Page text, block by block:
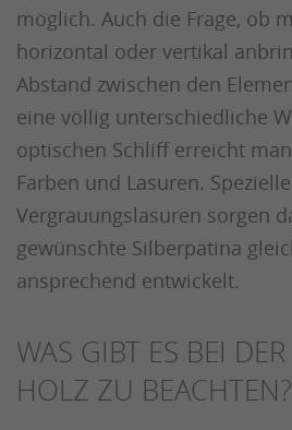
möglich. Auch die Frage, ob
horizontal oder vertikal
Abstand zwischen den
eine völlig unterschiedliche
optischen Schliff erreicht
Farben und Lasuren. Spezielle
Vergrauungslasuren sorgen
gewünschte Silberpatina
ansprechend entwickelt.
WAS GIBT ES BEI
HOLZ ZU BEACHTEN?